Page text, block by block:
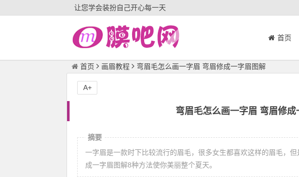
让您学会装扮自己开心每一天
首页
首页 画眉教程 弯眉毛怎么画一字眉 弯眉修成一字眉图解
弯眉毛怎么画一字眉 弯眉修成
A+
摘要
一字眉是一款时下比较流行的眉毛，很多女生都喜欢这样的眉毛，
成一字眉图解8种方法使你美丽整个夏天。